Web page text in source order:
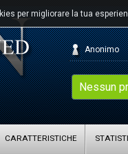
per migliorare la tua
Nessun
Anonimo
CARATTERISTICHE